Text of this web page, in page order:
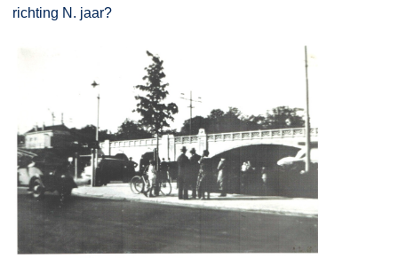
richting N. jaar?